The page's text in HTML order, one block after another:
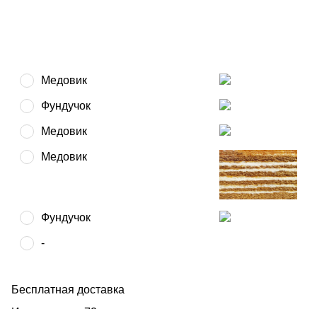
Медовик
Фундучок
Медовик
Медовик
Фундучок
-
Бесплатная доставка